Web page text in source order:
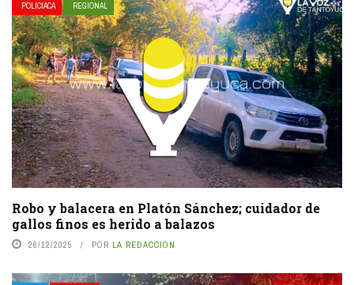
POLICIACA REGIONAL
Robo y balacera en Platón Sánchez; cuidador de
gallos finos es herido a balazos
26/12/2025 POR LA REDACCIÓN